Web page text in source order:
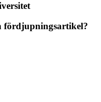
fördjupningsartikel?